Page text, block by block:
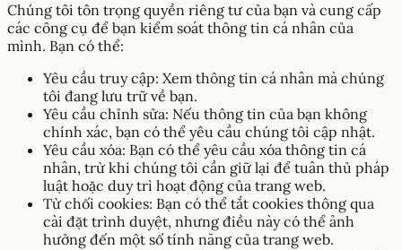
Chúng tôi tôn trọng quyền riêng tư của bạn và cung cấp
các công cụ để bạn kiểm soát thông tin cá nhân của
mình. Bạn có thể:
Yêu cầu truy cập: Xem thông tin cá nhân mà chúng
tôi đang lưu trữ về bạn.
Yêu cầu chỉnh sửa: Nếu thông tin của bạn không
chính xác, bạn có thể yêu cầu chúng tôi cập nhật.
Yêu cầu xóa: Bạn có thể yêu cầu xóa thông tin cá
nhân, trừ khi chúng tôi cần giữ lại để tuân thủ pháp
luật hoặc duy trì hoạt động của trang web.
Từ chối cookies: Bạn có thể tắt cookies thông qua
cài đặt trình duyệt, nhưng điều này có thể ảnh
hưởng đến một số tính năng của trang web.